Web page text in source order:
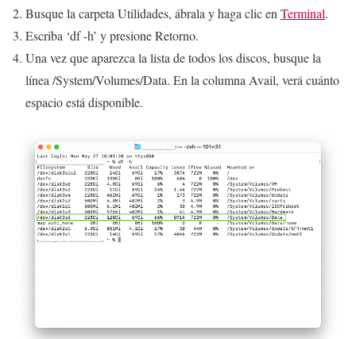
Busque la carpeta Utilidades, ábrala y haga clic en Terminal.
Escriba ‘df -h’ y presione Retorno.
Una vez que aparezca la lista de todos los discos, busque la
línea /System/Volumes/Data. En la columna Avail, verá cuánto
espacio está disponible.